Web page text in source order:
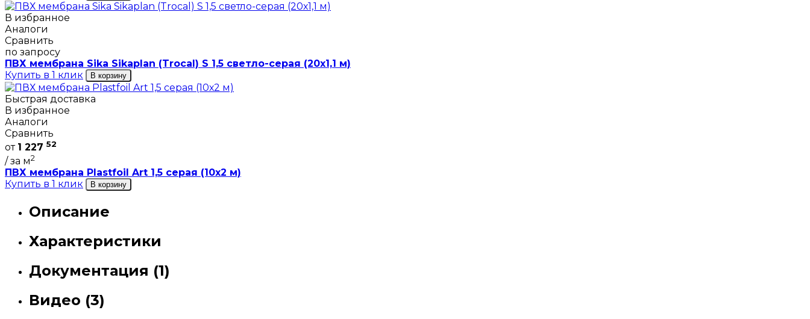
В избранное
Аналоги
Сравнить
по запросу
ПВХ мембрана Sika Sikaplan (Trocal) S 1,5 светло-серая (20х1,1 м)
Купить в 1 клик
В корзину
Быстрая доставка
В избранное
Аналоги
Сравнить
от 1 227 52
/ за м2
ПВХ мембрана Plastfoil Art 1,5 серая (10х2 м)
Купить в 1 клик
В корзину
Описание
Характеристики
Документация (1)
Видео (3)